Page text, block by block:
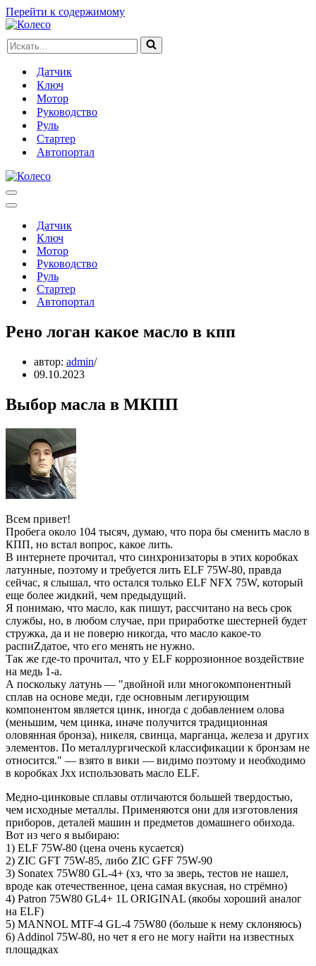
Перейти к содержимому
Искать...
Датчик
Ключ
Мотор
Руководство
Руль
Стартер
Автопортал
Меню
навигации
Меню
навигацииДатчик
Ключ
Мотор
Руководство
Руль
Стартер
Автопортал
Рено логан какое масло в кпп
автор: admin
09.10.2023
Выбор масла в МКПП
Всем привет!
Пробега около 104 тысяч, думаю, что пора бы сменить масло в
КПП, но встал вопрос, какое лить.
В интернете прочитал, что синхронизаторы в этих коробках
латунные, поэтому и требуется лить ELF 75W-80, правда
сейчас, я слышал, что остался только ELF NFX 75W, который
еще более жидкий, чем предыдущий.
Я понимаю, что масло, как пишут, рассчитано на весь срок
службы, но, в любом случае, при приработке шестерней будет
стружка, да и не поверю никогда, что масло какое-то
распиZдатое, что его менять не нужно.
Так же где-то прочитал, что у ELF коррозионное воздействие
на медь 1-а.
А поскольку латунь — "двойной или многокомпонентный
сплав на основе меди, где основным легирующим
компонентом является цинк, иногда с добавлением олова
(меньшим, чем цинка, иначе получится традиционная
оловянная бронза), никеля, свинца, марганца, железа и других
элементов. По металлургической классификации к бронзам не
относится." — взято в вики — видимо поэтому и необходимо
в коробках Jxx использовать масло ELF.
Медно-цинковые сплавы отличаются большей твердостью,
чем исходные металлы. Применяются они для изготовления
приборов, деталей машин и предметов домашнего обихода.
Вот из чего я выбираю:
1) ELF 75W-80 (цена очень кусается)
2) ZIC GFT 75W-85, либо ZIC GFF 75W-90
3) Sonatex 75W80 GL-4+ (хз, что за зверь, тестов не нашел,
вроде как отечественное, цена самая вкусная, но стрёмно)
4) Patron 75W80 GL4+ 1L ORIGINAL (якобы хороший аналог
на ELF)
5) MANNOL MTF-4 GL-4 75W80 (больше к нему склоняюсь)
6) Addinol 75W-80, но чет я его не могу найти на известных
площадках